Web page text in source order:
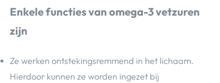
Enkele functies van omega-3 vetzuren
zijn
Ze werken ontstekingsremmend in het lichaam.
Hierdoor kunnen ze worden ingezet bij